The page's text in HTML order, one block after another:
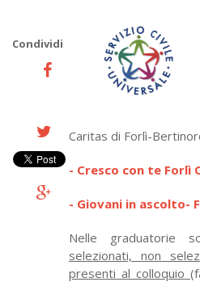
Condividi
Caritas di Forlì-
- Cresco con te Forlì
- Giovani in ascolto-
Nelle graduatorie
selezionati, non
presenti al colloquio